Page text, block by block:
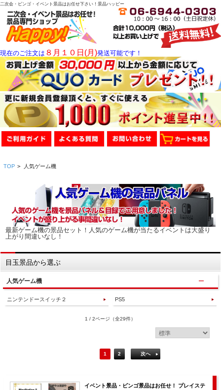
二次会・ビンゴ・イベント景品はお任せ下さい！景品ハッピー
現在のご注文は ８月１０日(月)発送可能です！
TOP > 人気ゲーム機
最新ゲーム機の景品セット！人気のゲーム機が当たるイベントは大盛り
上がり間違いなし！
目玉景品から選ぶ
人気ゲーム機
ニンテンドースイッチ２ PS5
1 / 2ページ （全29件）
1 2 次へ
イベント景品・ビンゴ景品はお任せ！ プレイステ